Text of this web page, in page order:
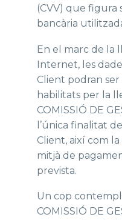
(CVV) que figura
bancària
En el marc de la
Internet, les
Client podran
habilitats per la
COMISSIÓ DE
l’única finalitat
Client, així com la
mitjà de
prevista.
Un cop
COMISSIÓ DE